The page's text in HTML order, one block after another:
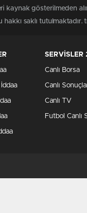
gösterilmeden
saklı
SERVİSLER
Canlı Borsa
Canlı
Canlı TV
Futbol Canlı